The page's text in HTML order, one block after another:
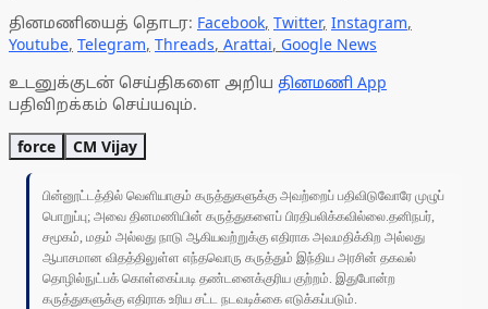
தினமணியைத் தொடர: Facebook, Twitter, Instagram,
Youtube, Telegram, Threads, Arattai, Google News
உடனுக்குடன் செய்திகளை அறிய தினமணி App
பதிவிறக்கம் செய்யவும்.
force CM Vijay
பின்னூட்டத்தில் வெளியாகும் கருத்துகளுக்கு அவற்றைப் பதிவிடுவோரே முழுப்
பொறுப்பு; அவை தினமணியின் கருத்துகளைப் பிரதிபலிக்கவில்லை.தனிநபர்,
சமூகம், மதம் அல்லது நாடு ஆகியவற்றுக்கு எதிராக அவமதிக்கிற அல்லது
ஆபாசமான விதத்திலுள்ள எந்தவொரு கருத்தும் இந்திய அரசின் தகவல்
தொழில்நுட்பக் கொள்கைப்படி தண்டனைக்குரிய குற்றம். இதுபோன்ற
கருத்துகளுக்கு எதிராக உரிய சட்ட நடவடிக்கை எடுக்கப்படும்.